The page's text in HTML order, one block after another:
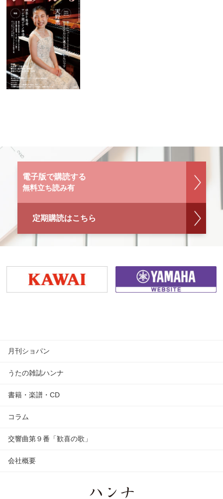
電子版で購読する
無料立ち読み有
定期購読はこちら
月刊ショパン
うたの雑誌ハンナ
書籍・楽譜・CD
コラム
交響曲第９番「歓喜の歌」
会社概要